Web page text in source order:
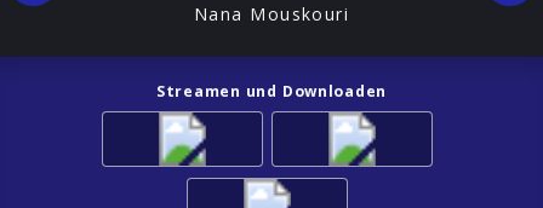
Nana Mouskouri
Streamen und Downloaden